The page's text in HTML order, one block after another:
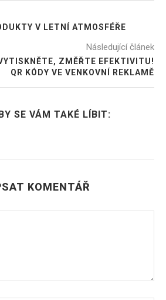
V LETNÍ ATMOSFÉŘE
Následující článek
ZMĚŘTE EFEKTIVITU!
QR KÓDY VE VENKOVNÍ REKLAMĚ
SE VÁM TAKÉ LÍBIT:
KOMENTÁŘ